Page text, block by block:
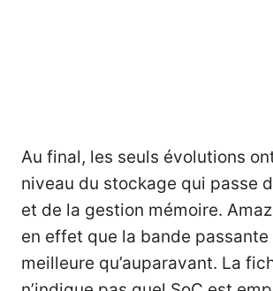
Au final, les seuls évolutions
niveau du stockage qui passe
et de la gestion mémoire.
en effet que la bande passante
meilleure qu’auparavant. La